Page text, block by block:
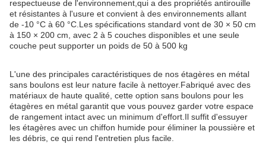
respectueuse de l'environnement,qui a des propriétés antirouille
et résistantes à l'usure et convient à des environnements allant
de -10 °C à 60 °C. Les spécifications standard vont de 30 × 50 cm
à 150 × 200 cm, avec 2 à 5 couches disponibles et une seule
couche peut supporter un poids de 50 à 500 kg
L'une des principales caractéristiques de nos étagères en métal
sans boulons est leur nature facile à nettoyer. Fabriqué avec des
matériaux de haute qualité, cette option sans boulons pour les
étagères en métal garantit que vous pouvez garder votre espace
de rangement intact avec un minimum d'effort. Il suffit d'essuyer
les étagères avec un chiffon humide pour éliminer la poussière et
les débris, ce qui rend l'entretien plus facile.